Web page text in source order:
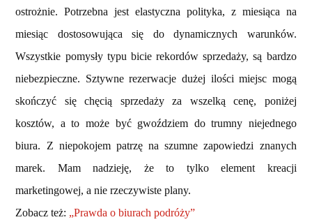
ostrożnie. Potrzebna jest elastyczna polityka, z miesiąca na
miesiąc dostosowująca się do dynamicznych warunków.
Wszystkie pomysły typu bicie rekordów sprzedaży, są bardzo
niebezpieczne. Sztywne rezerwacje dużej ilości miejsc mogą
skończyć się chęcią sprzedaży za wszelką cenę, poniżej
kosztów, a to może być gwoździem do trumny niejednego
biura. Z niepokojem patrzę na szumne zapowiedzi znanych
marek. Mam nadzieję, że to tylko element kreacji
marketingowej, a nie rzeczywiste plany.
Zobacz też: „Prawda o biurach podróży”